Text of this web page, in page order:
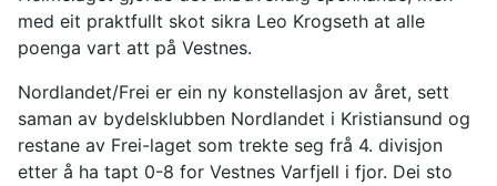
med eit praktfullt skot sikra Leo Krogseth at alle
poenga vart att på Vestnes.
Nordlandet/Frei er ein ny konstellasjon av året, sett
saman av bydelsklubben Nordlandet i Kristiansund og
restane av Frei-laget som trekte seg frå 4. divisjon
etter å ha tapt 0-8 for Vestnes Varfjell i fjor. Dei sto